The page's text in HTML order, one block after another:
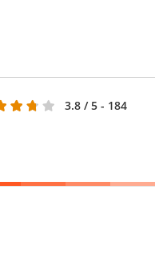
3.8 / 5 - 184